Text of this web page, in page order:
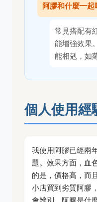
阿膠和什麼一起
常見搭配有
能增強效果
能相剋，如
個人使用經
我使用阿膠已經兩
題。效果方面，血
的是，價格高，而
小店買到劣質阿膠
會辨別。阿膠是什